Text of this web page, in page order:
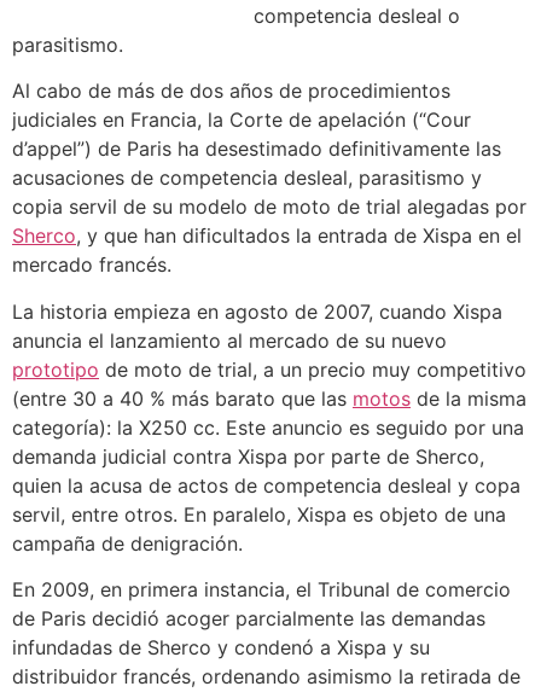
competencia desleal o
parasitismo.
Al cabo de más de dos años de procedimientos
judiciales en Francia, la Corte de apelación (“Cour
d’appel”) de Paris ha desestimado definitivamente las
acusaciones de competencia desleal, parasitismo y
copia servil de su modelo de moto de trial alegadas por
Sherco, y que han dificultados la entrada de Xispa en el
mercado francés.
La historia empieza en agosto de 2007, cuando Xispa
anuncia el lanzamiento al mercado de su nuevo
prototipo de moto de trial, a un precio muy competitivo
(entre 30 a 40 % más barato que las motos de la misma
categoría): la X250 cc. Este anuncio es seguido por una
demanda judicial contra Xispa por parte de Sherco,
quien la acusa de actos de competencia desleal y copa
servil, entre otros. En paralelo, Xispa es objeto de una
campaña de denigración.
En 2009, en primera instancia, el Tribunal de comercio
de Paris decidió acoger parcialmente las demandas
infundadas de Sherco y condenó a Xispa y su
distribuidor francés, ordenando asimismo la retirada de